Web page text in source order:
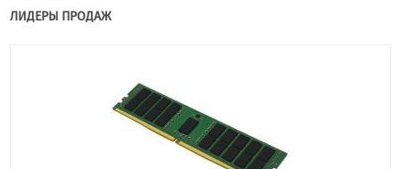
ЛИДЕРЫ ПРОДАЖ